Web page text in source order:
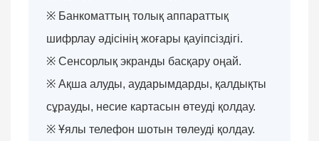
※ Банкоматтың толық аппараттық
шифрлау әдісінің жоғары қауіпсіздігі.
※ Сенсорлық экранды басқару оңай.
※ Ақша алуды, аударымдарды, қалдықты
сұрауды, несие картасын өтеуді қолдау.
※ Ұялы телефон шотын төлеуді қолдау.